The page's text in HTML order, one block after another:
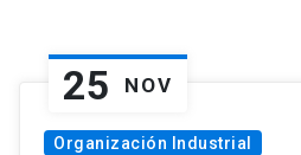
25 NOV
Organización Industrial